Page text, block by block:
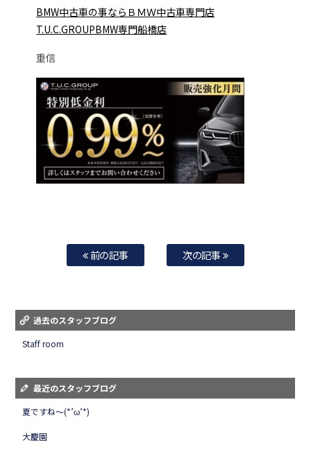
BMW中古車の事ならＢＭＷ中古車専門店
T.U.C.GROUPBMW専門船橋店
重信
前の記事 次の記事
過去のスタッフブログ
Staff room
最近のスタッフブログ
夏ですね～(*’ω’*)
大慶園